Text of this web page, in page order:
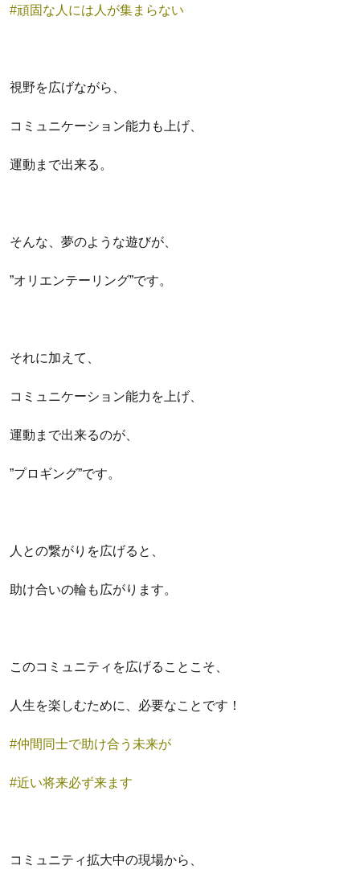
#頑固な人には人が集まらない
視野を広げながら、
コミュニケーション能力も上げ、
運動まで出来る。
そんな、夢のような遊びが、
”オリエンテーリング”です。
それに加えて、
コミュニケーション能力を上げ、
運動まで出来るのが、
”プロギング”です。
人との繋がりを広げると、
助け合いの輪も広がります。
このコミュニティを広げることこそ、
人生を楽しむために、必要なことです！
#仲間同士で助け合う未来が
#近い将来必ず来ます
コミュニティ拡大中の現場から、